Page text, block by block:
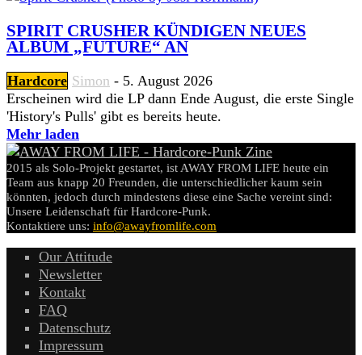
SPIRIT CRUSHER KÜNDIGEN NEUES
ALBUM „FUTURE“ AN
Hardcore Simon - 5. August 2026
Erscheinen wird die LP dann Ende August, die erste Single
'History's Pulls' gibt es bereits heute.
Mehr laden
2015 als Solo-Projekt gestartet, ist AWAY FROM LIFE heute ein
Team aus knapp 20 Freunden, die unterschiedlicher kaum sein
könnten, jedoch durch mindestens diese eine Sache vereint sind:
Unsere Leidenschaft für Hardcore-Punk.
Kontaktiere uns: info@awayfromlife.com
Our Attitude
Newsletter
Kontakt
FAQ
Datenschutz
Impressum